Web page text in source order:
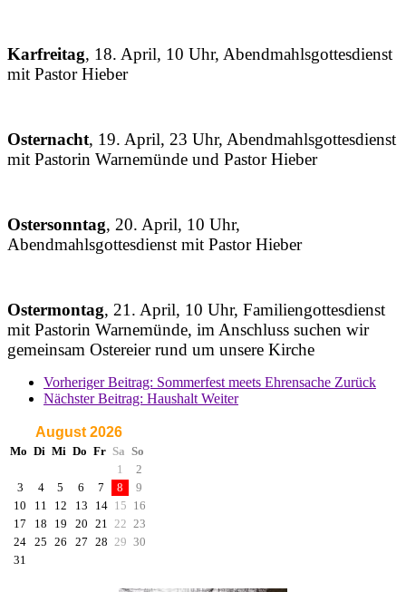
Karfreitag, 18. April, 10 Uhr, Abendmahlsgottesdienst
mit Pastor Hieber
Osternacht, 19. April, 23 Uhr, Abendmahlsgottesdienst
mit Pastorin Warnemünde und Pastor Hieber
Ostersonntag, 20. April, 10 Uhr,
Abendmahlsgottesdienst mit Pastor Hieber
Ostermontag, 21. April, 10 Uhr, Familiengottesdienst
mit Pastorin Warnemünde, im Anschluss suchen wir
gemeinsam Ostereier rund um unsere Kirche
Vorheriger Beitrag: Sommerfest meets Ehrensache Zurück
Nächster Beitrag: Haushalt Weiter
August 2026
Mo Di Mi Do Fr Sa So
1
2
3
4 5 6 7 8
9
10
11 12 13 14 15 16
17
18 19 20 21 22 23
24 25 26 27 28 29 30
31